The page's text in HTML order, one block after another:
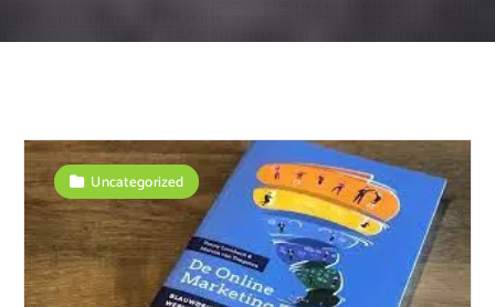
Uncategorized